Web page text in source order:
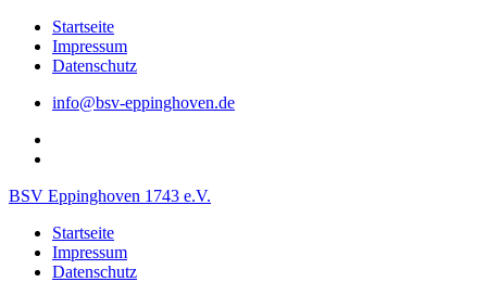
Skip
content
Startseite
Impressum
Datenschutz
info@bsv-eppinghoven.de
bei
Eppinghoven
Twitter
BSV Eppinghoven 1743 e.V.
Startseite
Impressum
Datenschutz